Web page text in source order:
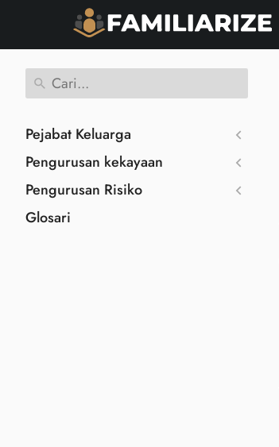
Pejabat Keluarga
Pengurusan kekayaan
Pengurusan Risiko
Glosari